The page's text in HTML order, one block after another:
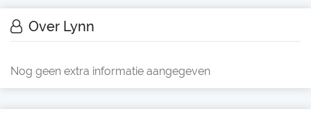
Over Lynn
Nog geen extra informatie aangegeven